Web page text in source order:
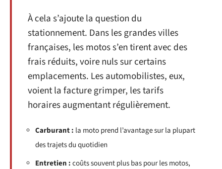
À cela s’ajoute la question du
stationnement. Dans les grandes villes
françaises, les motos s’en tirent avec des
frais réduits, voire nuls sur certains
emplacements. Les automobilistes, eux,
voient la facture grimper, les tarifs
horaires augmentant régulièrement.
Carburant : la moto prend l’avantage sur la plupart
des trajets du quotidien
Entretien :coûts souvent plus bas pour les motos,